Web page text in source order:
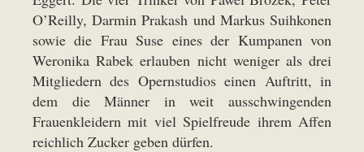
O’Reilly, Darmin Prakash und Markus Suihkonen
sowie die Frau Suse eines der Kumpanen von
Weronika Rabek erlauben nicht weniger als drei
Mitgliedern des Opernstudios einen Auftritt, in
dem die Männer in weit ausschwingenden
Frauenkleidern mit viel Spielfreude ihrem Affen
reichlich Zucker geben dürfen.